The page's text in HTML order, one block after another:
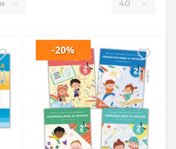
-20%